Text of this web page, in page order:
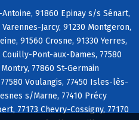
91860 Epinay s/s Sénart,
Jarcy, 91230 Montgeron,
91560 Crosne, 91330 Yerres,
Pont-aux-Dames, 77580
77860 St-Germain
Voulangis, 77450 Isles-lès-
s/Marne, 77410 Précy
77173 Chevry-Cossigny, 77170